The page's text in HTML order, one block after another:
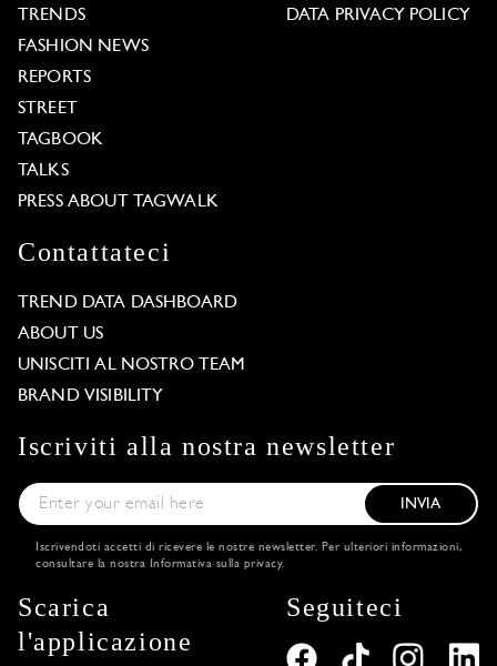
TRENDS
FASHION NEWS
REPORTS
STREET
TAGBOOK
TALKS
PRESS ABOUT TAGWALK
DATA PRIVACY POLICY
Contattateci
TREND DATA DASHBOARD
ABOUT US
UNISCITI AL NOSTRO TEAM
BRAND VISIBILITY
Iscriviti alla nostra newsletter
INVIA
Iscrivendoti accetti di ricevere le nostre newsletter. Per ulteriori informazioni,
consultare la nostra
Informativa sulla privacy.
Scarica
l'applicazione
Seguiteci